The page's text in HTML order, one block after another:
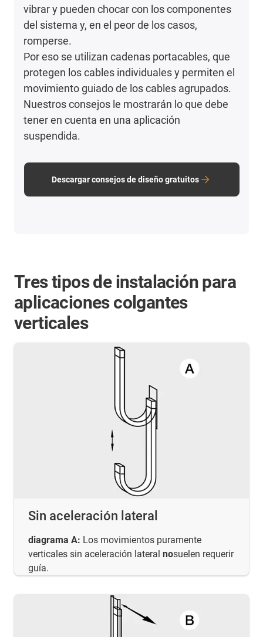
vibrar y pueden chocar con los componentes
del sistema y, en el peor de los casos,
romperse.
Por eso se utilizan cadenas portacables, que
protegen los cables individuales y permiten el
movimiento guiado de los cables agrupados.
Nuestros consejos le mostrarán lo que debe
tener en cuenta en una aplicación
suspendida.
Descargar consejos de diseño gratuitos
Tres tipos de instalación para
aplicaciones colgantes
verticales
Sin aceleración lateral
diagrama A: Los movimientos puramente
verticales sin aceleración lateral nosuelen requerir
guía.